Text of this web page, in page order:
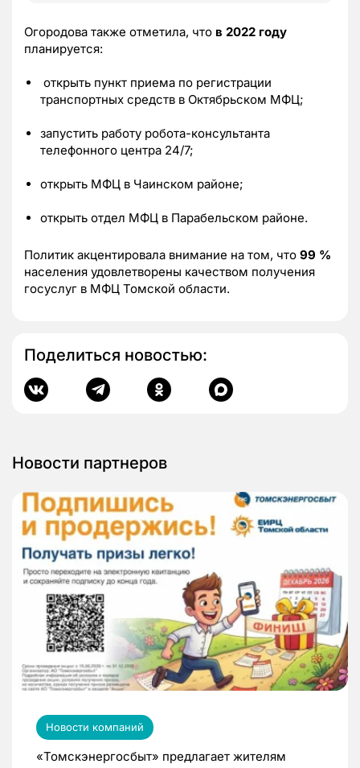
Огородова также отметила, что в 2022 году
планируется:
открыть пункт приема по регистрации
транспортных средств в Октябрьском МФЦ;
запустить работу робота-консультанта
телефонного центра 24/7;
открыть МФЦ в Чаинском районе;
открыть отдел МФЦ в Парабельском районе.
Политик акцентировала внимание на том, что 99 %
населения удовлетворены качеством получения
госуслуг в МФЦ Томской области.
Поделиться новостью:
Новости партнеров
Новости компаний
«Томскэнергосбыт» предлагает жителям